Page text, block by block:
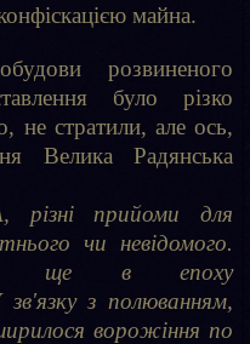
майна.
розвиненого
було різко
не стратили, але ось,
Велика Радянська
прийоми для
чи невідомого.
ще в епоху
з полюванням,
ворожіння по